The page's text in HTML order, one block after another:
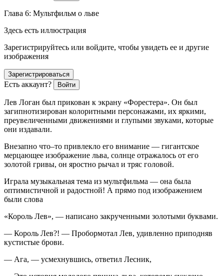
Глава 6: Мультфильм о льве
Здесь есть иллюстрация
Зарегистрируйтесь или войдите, чтобы увидеть ее и другие
изображения
Зарегистрироваться
Есть аккаунт? Войти
Лев Логан был прикован к экрану «Форестера». Он был
загипнотизирован колоритными персонажами, их яркими,
преувеличенными движениями и глупыми звуками, которые
они издавали.
Внезапно что–то привлекло его внимание — гигантское
мерцающее изображение льва, солнце отражалось от его
золотой гривы, он яростно рычал и тряс головой.
Играла музыкальная тема из мультфильма — она была
оптимистичной и радостной! А прямо под изображением
были слова
«Король Лев», — написано закрученными золотыми буквами.
— Король Лев?! — Пробормотал Лев, удивленно приподняв
кустистые брови.
— Ага, — усмехнувшись, ответил Лесник,